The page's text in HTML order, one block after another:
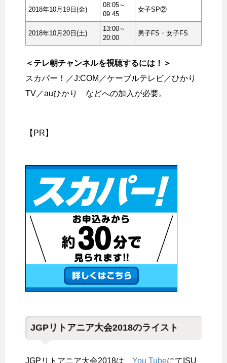
2018年10月19日(金)
08:05～
09:45
女子SP②
2018年10月20日(土)
13:00～
20:00
男子FS・女子FS
＜テレ朝チャンネルを視聴するには！＞
スカパー！／J:COM／ケーブルテレビ／ひかり
TV／auひかり などへの加入が必要。
【PR】
JGPリトアニア大会2018のライスト
JGPリトアニア大会2018は、 You TubeにてISU